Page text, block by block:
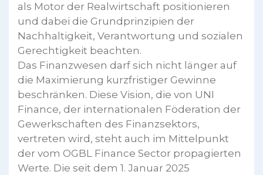
als Motor der Realwirtschaft positionieren
und dabei die Grundprinzipien der
Nachhaltigkeit, Verantwortung und sozialen
Gerechtigkeit beachten.
Das Finanzwesen darf sich nicht länger auf
die Maximierung kurzfristiger Gewinne
beschränken. Diese Vision, die von UNI
Finance, der internationalen Föderation der
Gewerkschaften des Finanzsektors,
vertreten wird, steht auch im Mittelpunkt
der vom OGBL Finance Sector propagierten
Werte. Die seit dem 1. Januar 2025